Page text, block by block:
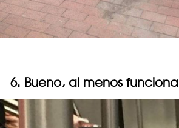
6. Bueno, al menos funciona